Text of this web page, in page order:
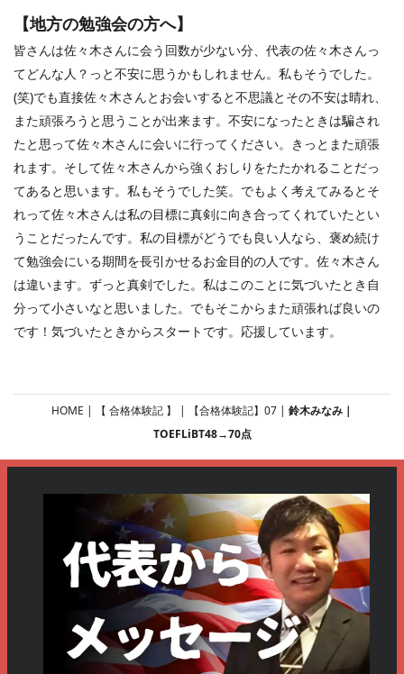
【地方の勉強会の方へ】
皆さんは佐々木さんに会う回数が少ない分、代表の佐々木さんっ
てどんな人？っと不安に思うかもしれません。私もそうでした。
(笑)でも直接佐々木さんとお会いすると不思議とその不安は晴れ、
また頑張ろうと思うことが出来ます。不安になったときは騙され
たと思って佐々木さんに会いに行ってください。きっとまた頑張
れます。そして佐々木さんから強くおしりをたたかれることだっ
てあると思います。私もそうでした笑。でもよく考えてみるとそ
れって佐々木さんは私の目標に真剣に向き合ってくれていたとい
うことだったんです。私の目標がどうでも良い人なら、褒め続け
て勉強会にいる期間を長引かせるお金目的の人です。佐々木さん
は違います。ずっと真剣でした。私はこのことに気づいたとき自
分って小さいなと思いました。でもそこからまた頑張れば良いの
です！気づいたときからスタートです。応援しています。
HOME | 【 合格体験記 】 | 【合格体験記】07| 鈴木みなみ｜
TOEFLiBT48→70点